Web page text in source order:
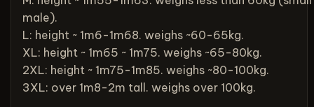
male).
L: height ~ 1m6-1m68. weighs ~60-65kg.
XL: height ~ 1m65 ~ 1m75. weighs ~65-80kg.
2XL: height ~ 1m75-1m85. weighs ~80-100kg.
3XL: over 1m8-2m tall. weighs over 100kg.